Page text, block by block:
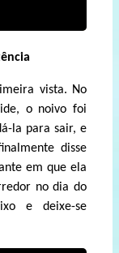
vista. No
o noivo foi
la para sair, e
disse
em que ela
no dia do
e deixe-se